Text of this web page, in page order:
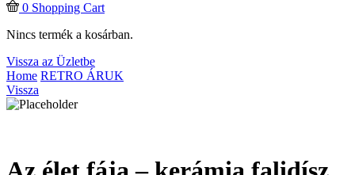
0 Shopping Cart
Nincs termék a kosárban.
Vissza az Üzletbe
Home RETRO ÁRUK
Vissza